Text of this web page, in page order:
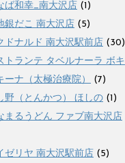
ば和幸_南大沢店 (1)
銀だこ 南大沢店 (5)
ドナルド 南大沢駅前店 (30)
トランテ タベルナーラ ボキ
ーナ（太極治療院）
(7)
野（とんかつ） ほしの (1)
まるうどん ファブ南大沢店
ゼリヤ 南大沢駅前店 (5)